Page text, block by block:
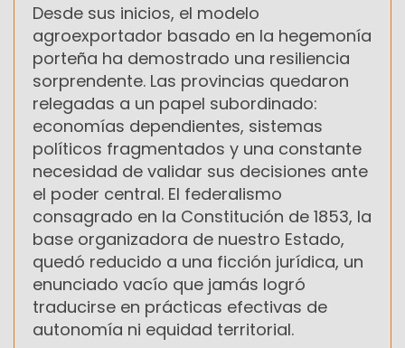
Desde sus inicios, el modelo
agroexportador basado en la hegemonía
porteña ha demostrado una resiliencia
sorprendente. Las provincias quedaron
relegadas a un papel subordinado:
economías dependientes, sistemas
políticos fragmentados y una constante
necesidad de validar sus decisiones ante
el poder central. El federalismo
consagrado en la Constitución de 1853, la
base organizadora de nuestro Estado,
quedó reducido a una ficción jurídica, un
enunciado vacío que jamás logró
traducirse en prácticas efectivas de
autonomía ni equidad territorial.